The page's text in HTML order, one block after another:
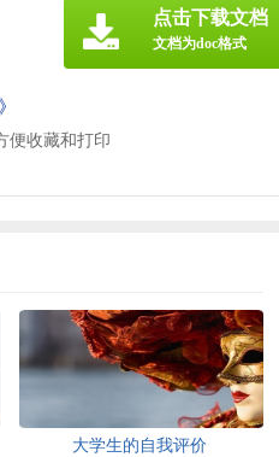
便收藏和打印
点击下载文档
文档为doc格式
大学生的自我评价